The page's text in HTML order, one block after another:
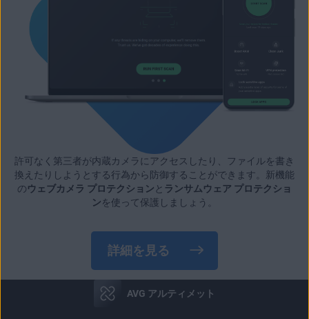
許可なく第三者が内蔵カメラにアクセスしたり、ファイルを書き
換えたりしようとする行為から防御することができます。新機能
のウェブカメラ プロテクション と ランサムウェア プロテクショ
ンを使って保護しましょう。
詳細を見る
AVG アルティメット